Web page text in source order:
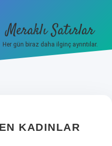
Meraklı Satırlar
Her gün biraz daha ilginç ayrıntılar.
KADINLAR